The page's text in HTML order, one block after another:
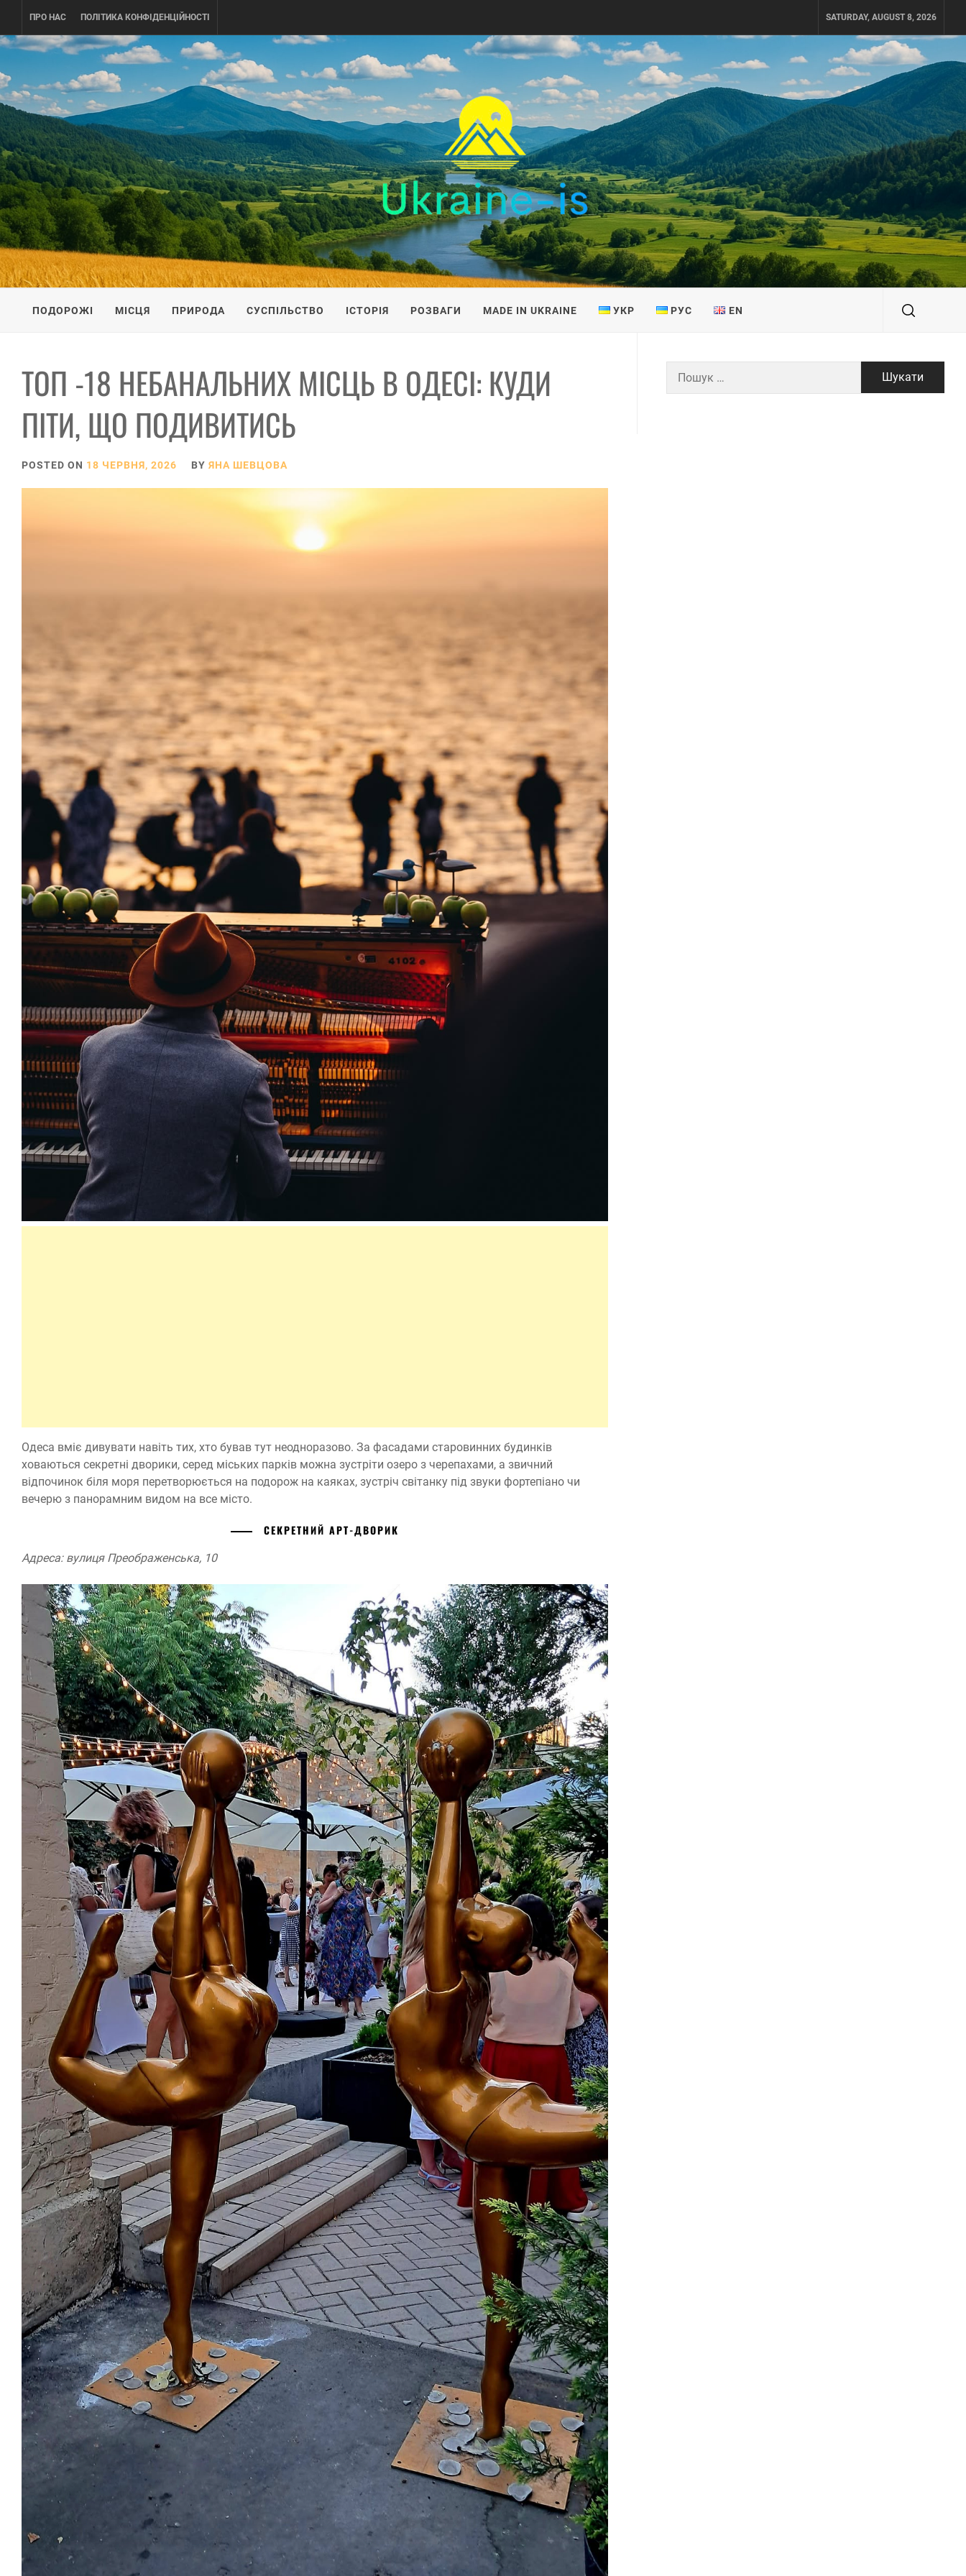
content
ПРО НАС ПОЛІТИКА КОНФІДЕНЦІЙНОСТІ SATURDAY, AUGUST 8, 2026
UKRAINE-IS
ПОДОРОЖI ПО УКРАЇНІ
ПОДОРОЖІ МІСЦЯ ПРИРОДА СУСПІЛЬСТВО ІСТОРІЯ РОЗВАГИ MADE IN UKRAINE УКР РУС EN
ТОП -18 НЕБАНАЛЬНИХ МІСЦЬ В ОДЕСІ: КУДИ
ПІТИ, ЩО ПОДИВИТИСЬ
POSTED ON 18 ЧЕРВНЯ, 2026 BY ЯНА ШЕВЦОВА
Одеса вміє дивувати навіть тих, хто бував тут неодноразово. За фасадами старовинних будинків
ховаються секретні дворики, серед міських парків можна зустріти озеро з черепахами, а звичний
відпочинок біля моря перетворюється на подорож на каяках, зустріч світанку під звуки фортепіано чи
вечерю з панорамним видом на все місто.
СЕКРЕТНИЙ АРТ-ДВОРИК
Адреса: вулиця Преображенська, 10